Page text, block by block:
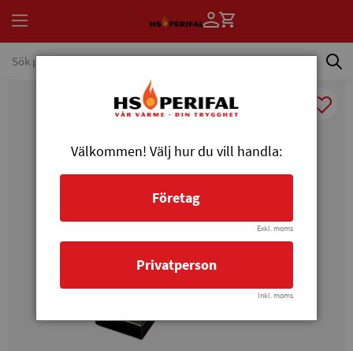
Välkommen! Välj hur du vill handla:
Företag
Exkl. moms
Privatperson
Inkl. moms